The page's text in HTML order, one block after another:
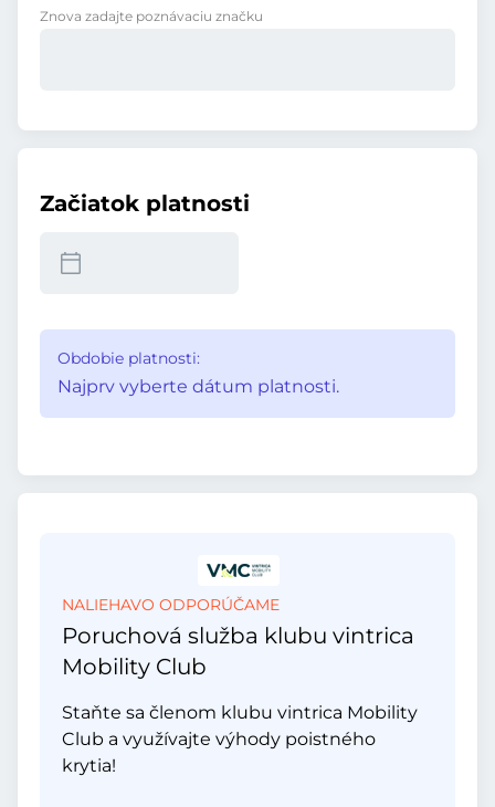
Znova zadajte poznávaciu značku
Začiatok platnosti
Obdobie platnosti:
Najprv vyberte dátum platnosti.
NALIEHAVO ODPORÚČAME
Poruchová služba klubu vintrica
Mobility Club
Staňte sa členom klubu vintrica Mobility
Club a využívajte výhody poistného
krytia!